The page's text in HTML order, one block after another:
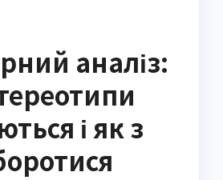
аналіз:
і як з